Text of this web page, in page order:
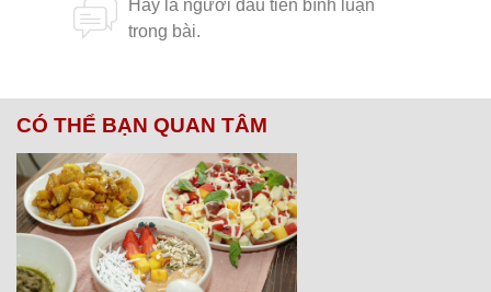
CÓ THỂ BẠN QUAN TÂM